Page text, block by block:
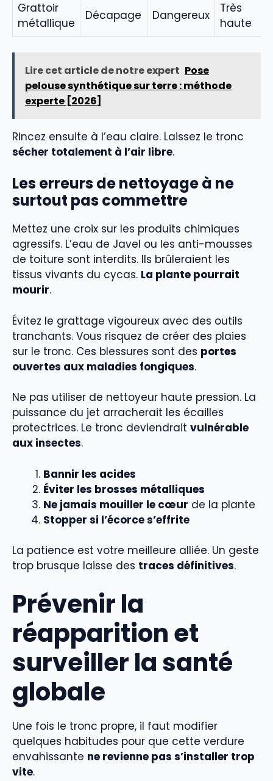
Grattoir
métallique
Décapage Dangereux
Très
haute
Lire cet article de notre expert Pose
pelouse synthétique sur terre : méthode
experte [2026]
Rincez ensuite à l’eau claire. Laissez le tronc
sécher totalement à l’air libre.
Les erreurs de nettoyage à ne
surtout pas commettre
Mettez une croix sur les produits chimiques
agressifs. L’eau de Javel ou les anti-mousses
de toiture sont interdits. Ils brûleraient les
tissus vivants du cycas. La plante pourrait
mourir.
Évitez le grattage vigoureux avec des outils
tranchants. Vous risquez de créer des plaies
sur le tronc. Ces blessures sont des portes
ouvertes aux maladies fongiques.
Ne pas utiliser de nettoyeur haute pression. La
puissance du jet arracherait les écailles
protectrices. Le tronc deviendrait vulnérable
aux insectes.
Bannir les acides
Éviter les brosses métalliques
Ne jamais mouiller le cœur de la plante
Stopper si l’écorce s’effrite
La patience est votre meilleure alliée. Un geste
trop brusque laisse des traces définitives.
Prévenir la
réapparition et
surveiller la santé
globale
Une fois le tronc propre, il faut modifier
quelques habitudes pour que cette verdure
envahissante ne revienne pas s’installer trop
vite.